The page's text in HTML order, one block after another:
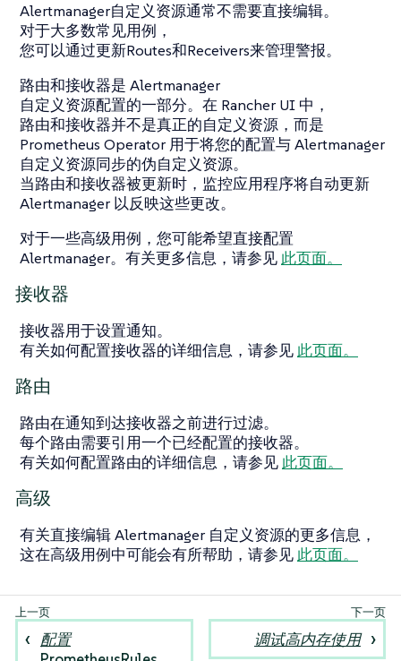
Alertmanager自定义资源通常不需要直接编辑。
对于大多数常见用例，
您可以通过更新Routes和Receivers来管理警报。
路由和接收器是 Alertmanager
自定义资源配置的一部分。在 Rancher UI 中，
路由和接收器并不是真正的自定义资源，而是
Prometheus Operator 用于将您的配置与 Alertmanager
自定义资源同步的伪自定义资源。
当路由和接收器被更新时，监控应用程序将自动更新
Alertmanager 以反映这些更改。
对于一些高级用例，您可能希望直接配置
Alertmanager。有关更多信息，请参见此页面。
接收器
接收器用于设置通知。
有关如何配置接收器的详细信息，请参见此页面。
路由
路由在通知到达接收器之前进行过滤。
每个路由需要引用一个已经配置的接收器。
有关如何配置路由的详细信息，请参见此页面。
高级
有关直接编辑 Alertmanager 自定义资源的更多信息，
这在高级用例中可能会有所帮助，请参见此页面。
配置
调试高内存使用